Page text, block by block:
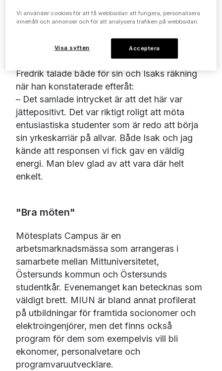
inne på Mittuniversitetet i Östersund (MIUN)
bemannades avFredrik Hanses, Business
Duon hann med att prata med en rad
förbipasserande under mässans tre timmar.
Fredrik talade både för sin och Isaks räkning
när han konstaterade efteråt:
– Det samlade intrycket är att det här var
jättepositivt. Det var riktigt roligt att möta
entusiastiska studenter som är redo att börja
sin yrkeskarriär på allvar. Både Isak och jag
kände att responsen vi fick gav en väldig
energi. Man blev glad av att vara där helt
enkelt.
"Bra möten"
Mötesplats Campus är en
arbetsmarknadsmässa som arrangeras i
samarbete mellan Mittuniversitetet,
Östersunds kommun och Östersunds
studentkår. Evenemanget kan betecknas som
väldigt brett. MIUN är bland annat profilerat
på utbildningar för framtida socionomer och
elektroingenjörer, men det finns också
program för dem som exempelvis vill bli
ekonomer, personalvetare och
programvaruutvecklare.
Vi använder cookies för att få webbsidan att fungera, personalisera
innehåll och annonser och för att analysera trafiken på webbsidan.
Visa syften Acceptera